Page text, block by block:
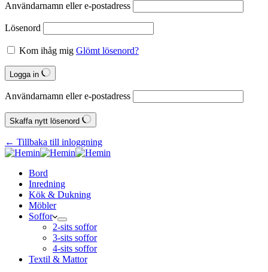
Användarnamn eller e‑postadress
Lösenord
Kom ihåg mig Glömt lösenord?
Logga in
Användarnamn eller e‑postadress
Skaffa nytt lösenord
← Tillbaka till inloggning
Bord
Inredning
Kök & Dukning
Möbler
Soffor
2-sits soffor
3-sits soffor
4-sits soffor
Textil & Mattor